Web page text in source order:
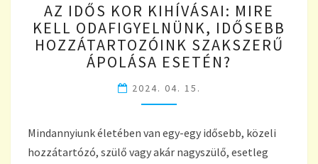
IDŐS
KOR
KIHÍVÁSAI:
MIRE
ODAFIGYELNÜNK,
IDŐSEBB
SZAKSZERŰ
ÁPOLÁSA
AZ IDŐS KOR KIHÍVÁSAI: MIRE
KELL ODAFIGYELNÜNK, IDŐSEBB
HOZZÁTARTOZÓINK SZAKSZERŰ
ÁPOLÁSA ESETÉN?
2024. 04. 15.
Mindannyiunk életében van egy-egy idősebb, közeli
hozzátartózó, szülő vagy akár nagyszülő, esetleg